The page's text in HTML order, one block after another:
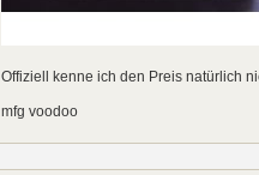
Offiziell kenne ich den Preis natürlich
mfg voodoo